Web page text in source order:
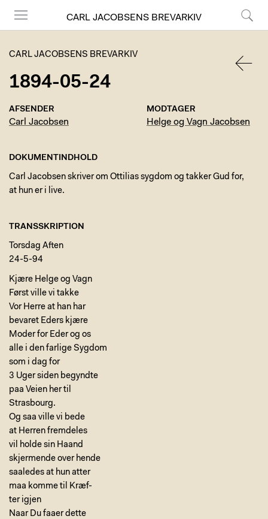
CARL JACOBSENS BREVARKIV
CARL JACOBSENS BREVARKIV
1894-05-24
AFSENDER
Carl Jacobsen
MODTAGER
Helge og Vagn Jacobsen
DOKUMENTINDHOLD
Carl Jacobsen skriver om Ottilias sygdom og takker Gud for,
at hun er i live.
TRANSSKRIPTION
Torsdag Aften
24-5-94
Kjære Helge og Vagn
Først ville vi takke
Vor Herre at han har
bevaret Eders kjære
Moder for Eder og os
alle i den farlige Sygdom
som i dag for
3 Uger siden begyndte
paa Veien her til
Strasbourg.
Og saa ville vi bede
at Herren fremdeles
vil holde sin Haand
skjermende over hende
saaledes at hun atter
maa komme til Kræf-
ter igjen
Naar Du faaer dette